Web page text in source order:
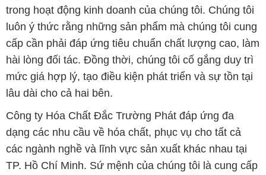
trong hoạt động kinh doanh của chúng tôi. Chúng tôi
luôn ý thức rằng những sản phẩm mà chúng tôi cung
cấp cần phải đáp ứng tiêu chuẩn chất lượng cao, làm
hài lòng đối tác. Đồng thời, chúng tôi cố gắng duy trì
mức giá hợp lý, tạo điều kiện phát triển và sự tồn tại
lâu dài cho cả hai bên.
Công ty Hóa Chất Đắc Trường Phát đáp ứng đa
dạng các nhu cầu về hóa chất, phục vụ cho tất cả
các ngành nghề và lĩnh vực sản xuất khác nhau tại
TP. Hồ Chí Minh. Sứ mệnh của chúng tôi là cung cấp